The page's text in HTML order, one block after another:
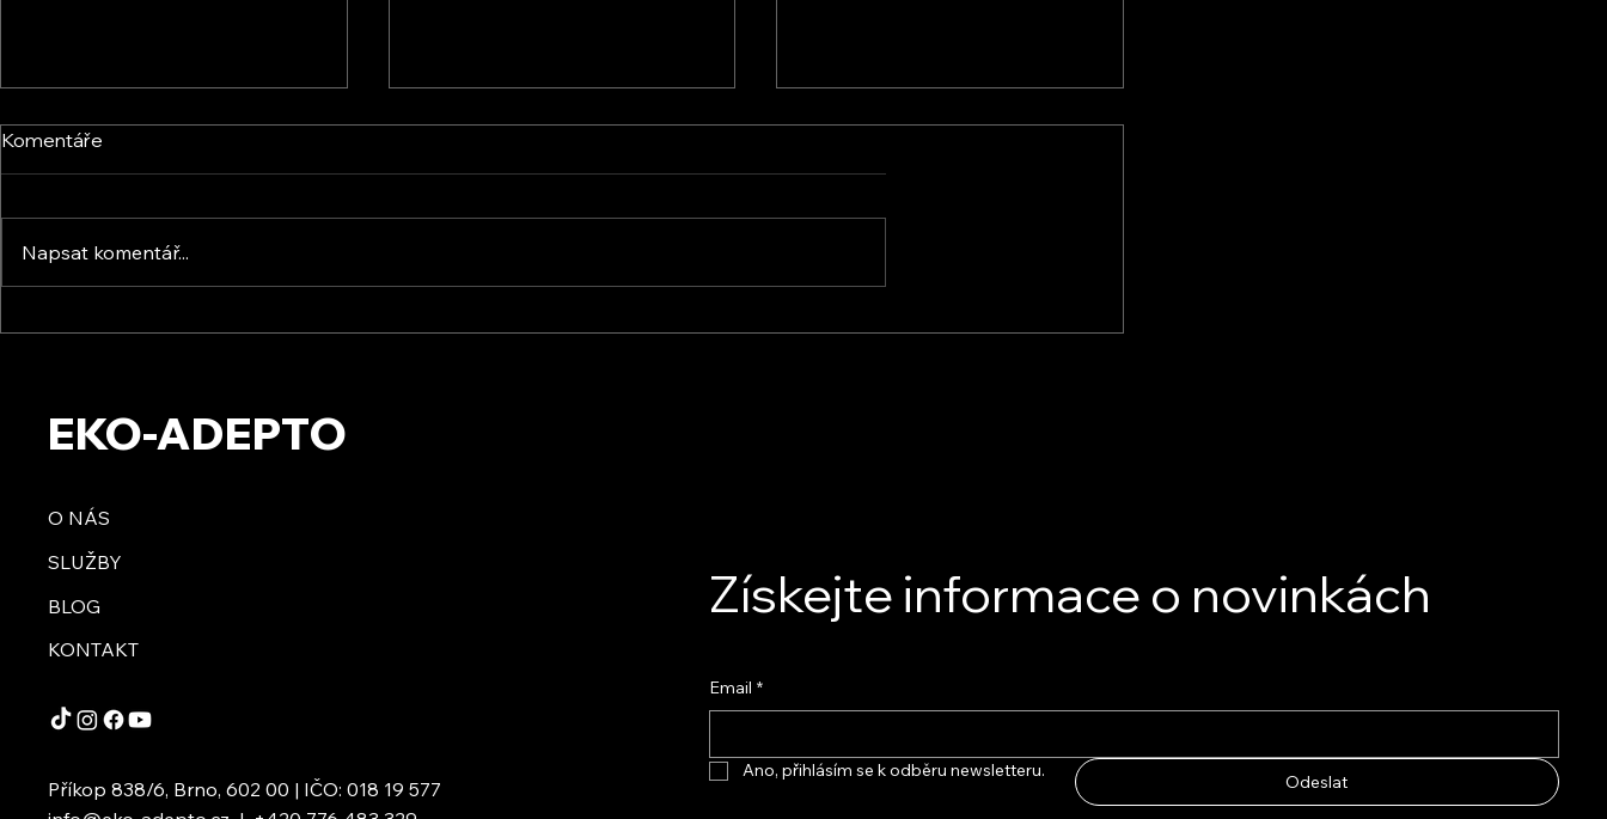
Komentáře
Napsat komentář...
EKO-ADEPTO
O NÁS
SLUŽBY
BLOG
KONTAKT
Příkop 838/6, Brno, 602 00 | IČO: 018 19 577
Získejte informace o novinkách
Email *
Ano, přihlásím se k odběru newsletteru.
Odeslat